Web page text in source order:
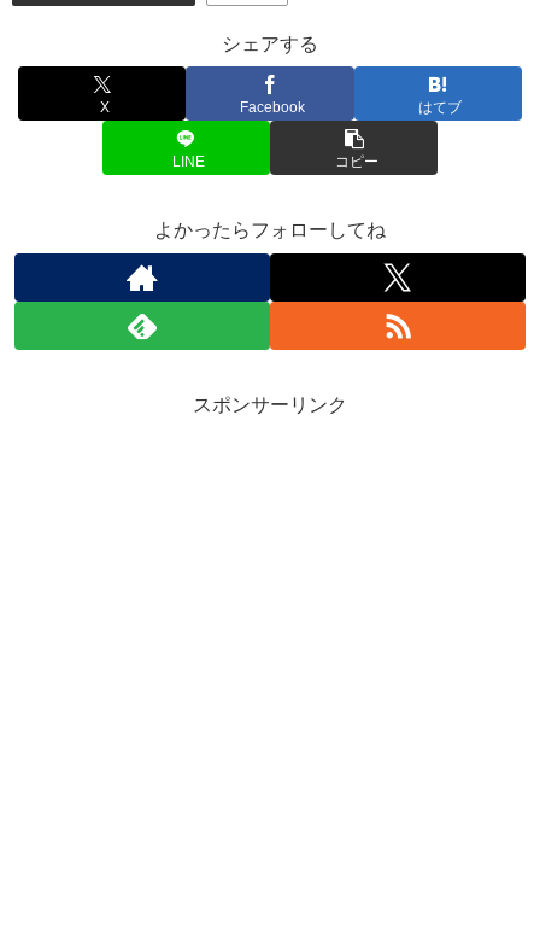
シェアする
X Facebook はてブ
LINE コピー
よかったらフォローしてね
スポンサーリンク